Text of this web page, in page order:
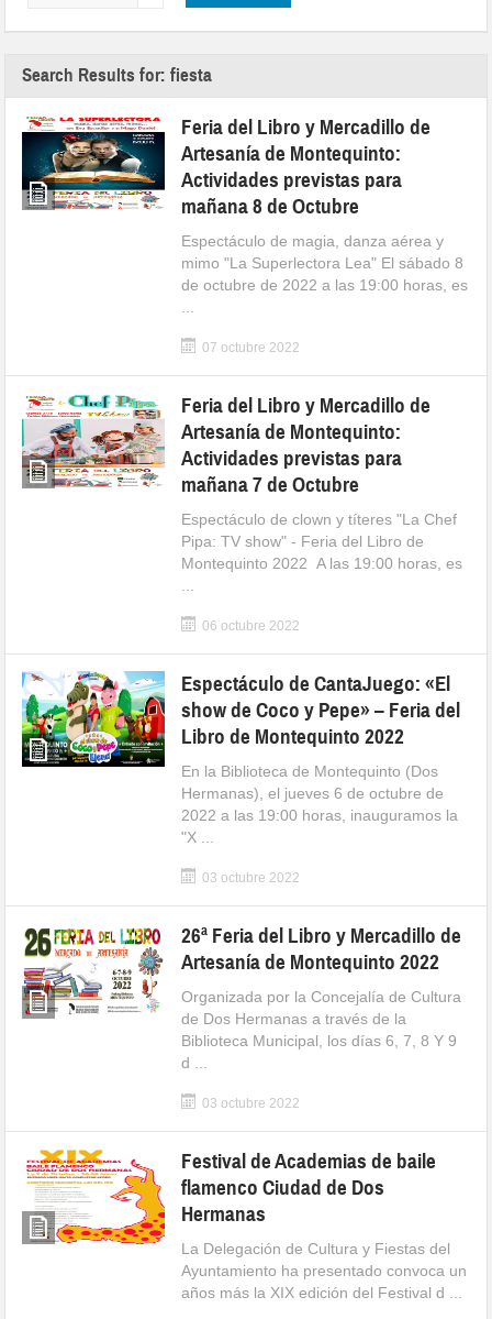
Search Results for: fiesta
Feria del Libro y Mercadillo de
Artesanía de Montequinto:
Actividades previstas para
mañana 8 de Octubre
Espectáculo de magia, danza aérea y
mimo "La Superlectora Lea" El sábado 8
de octubre de 2022 a las 19:00 horas, es
07 octubre 2022
Feria del Libro y Mercadillo de
Artesanía de Montequinto:
Actividades previstas para
mañana 7 de Octubre
Espectáculo de clown y títeres "La Chef
Pipa: TV show" - Feria del Libro de
Montequinto 2022 A las 19:00 horas, es
06 octubre 2022
Espectáculo de CantaJuego: «El
show de Coco y Pepe» – Feria del
Libro de Montequinto 2022
En la Biblioteca de Montequinto (Dos
Hermanas), el jueves 6 de octubre de
2022 a las 19:00 horas, inauguramos la
"X ...
03 octubre 2022
26ª Feria del Libro y Mercadillo de
Artesanía de Montequinto 2022
Organizada por la Concejalía de Cultura
de Dos Hermanas a través de la
Biblioteca Municipal, los días 6, 7, 8 Y 9
d ...
03 octubre 2022
Festival de Academias de baile
flamenco Ciudad de Dos
Hermanas
La Delegación de Cultura y Fiestas del
Ayuntamiento ha presentado convoca un
años más la XIX edición del Festival d ...